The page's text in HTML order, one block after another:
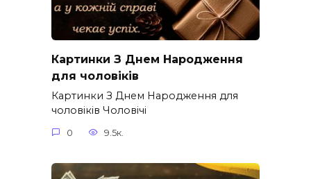
Картинки З Днем Народження
для чоловіків​
Картинки З Днем Народження для
чоловіків​ Чоловічі
0 9.5к.